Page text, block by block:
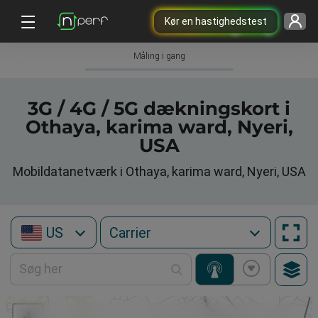
Kør en hastighedstest
Måling i gang
3G / 4G / 5G dækningskort i
Othaya, karima ward, Nyeri,
USA
Mobildatanetværk i Othaya, karima ward, Nyeri, USA
US